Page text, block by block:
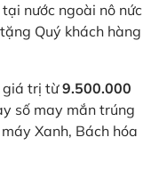
nước ngoài nô nức
Quý khách hàng
giá trị từ9.500.000
số may mắn trúng
Xanh, Bách hóa